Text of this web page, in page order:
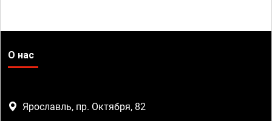
О нас
Ярославль, пр. Октября, 82